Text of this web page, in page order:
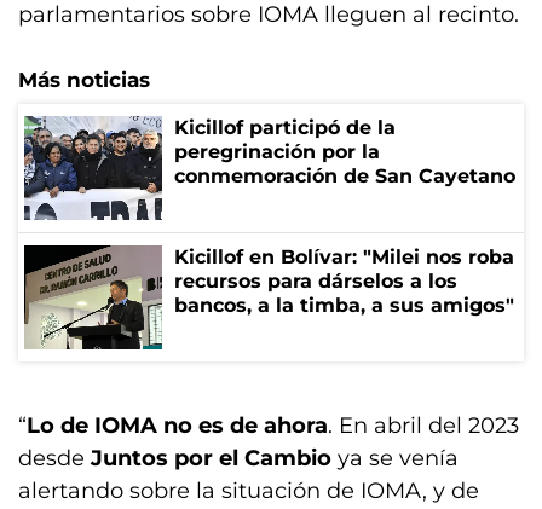
parlamentarios sobre IOMA lleguen al recinto.
Más noticias
Kicillof participó de la
peregrinación por la
conmemoración de San Cayetano
Kicillof en Bolívar: "Milei nos roba
recursos para dárselos a los
bancos, a la timba, a sus amigos"
“Lo de IOMA no es de ahora. En abril del 2023
desde Juntos por el Cambio ya se venía
alertando sobre la situación de IOMA, y de